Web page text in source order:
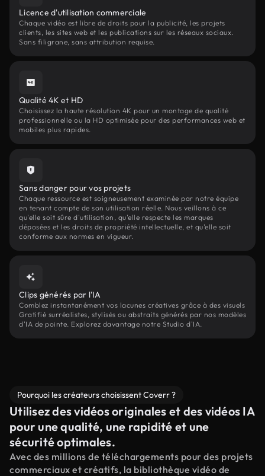
Licence d'utilisation commerciale
Chaque vidéo est libre de droits pour la publicité, les projets
clients, les sites web et les publications sur les réseaux sociaux.
Sans filigrane, sans attribution requise.
Qualité 4K et HD
Choisissez la haute résolution 4K pour un montage de qualité
professionnelle ou la HD optimisée pour des performances web et
mobiles plus rapides.
Sans danger pour vos projets
Chaque ressource est soigneusement examinée par notre équipe
en tenant compte de son utilisation réelle. Nous veillons à ce
qu'elle soit sûre d'utilisation, qu'elle respecte les marques
déposées et les droits de propriété intellectuelle, et qu'elle soit
conforme aux normes en vigueur.
Clips générés par l'IA
Comblez instantanément vos lacunes créatives grâce à des visuels
Gratifié surréalistes, stylisés ou abstraits générés par nos modèles
d'IA de pointe. Explorez davantage notre Studio d'IA.
Pourquoi les créateurs choisissent Coverr ?
Utilisez des vidéos originales et des vidéos IA
pour une qualité, une rapidité et une
sécurité optimales.
Avec des millions de téléchargements pour des projets
commerciaux et créatifs, la bibliothèque vidéo de